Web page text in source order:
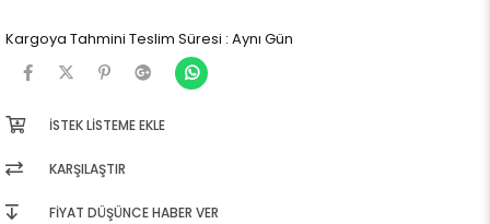
Kargoya Tahmini Teslim Süresi : Aynı Gün
İSTEK LISTEME EKLE
KARŞILAŞTIR
FIYAT DÜŞÜNCE HABER VER